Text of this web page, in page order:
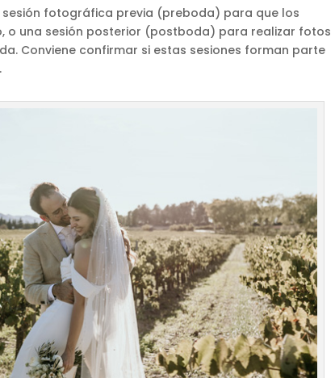
sesión fotográfica previa (preboda) para que los
o una sesión posterior (postboda) para realizar fotos
Conviene confirmar si estas sesiones forman parte